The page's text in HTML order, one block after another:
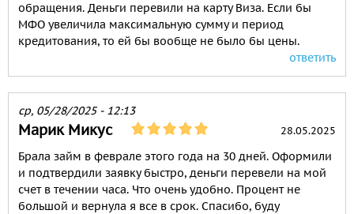
обращения. Деньги перевили на карту Виза. Если бы
МФО увеличила максимальную сумму и период
кредитования, то ей бы вообще не было бы цены.
ответить
ср, 05/28/2025 - 12:13
Марик Микус 28.05.2025
Брала займ в феврале этого года на 30 дней. Оформили
и подтвердили заявку быстро, деньги перевели на мой
счет в течении часа. Что очень удобно. Процент не
большой и вернула я все в срок. Спасибо, буду